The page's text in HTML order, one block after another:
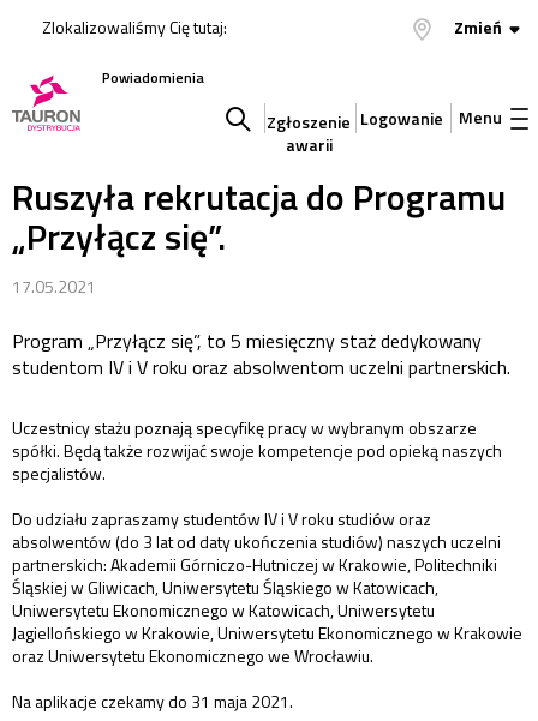
Zlokalizowaliśmy Cię tutaj: Zmień
Powiadomienia
Zgłoszenie
awarii
Logowanie Menu
Ruszyła rekrutacja do Programu
„Przyłącz się”.
17.05.2021
Program „Przyłącz się”, to 5 miesięczny staż dedykowany
studentom IV i V roku oraz absolwentom uczelni partnerskich.
Uczestnicy stażu poznają specyfikę pracy w wybranym obszarze
spółki. Będą także rozwijać swoje kompetencje pod opieką naszych
specjalistów.
Do udziału zapraszamy studentów IV i V roku studiów oraz
absolwentów (do 3 lat od daty ukończenia studiów) naszych uczelni
partnerskich: Akademii Górniczo-Hutniczej w Krakowie, Politechniki
Śląskiej w Gliwicach, Uniwersytetu Śląskiego w Katowicach,
Uniwersytetu Ekonomicznego w Katowicach, Uniwersytetu
Jagiellońskiego w Krakowie, Uniwersytetu Ekonomicznego w Krakowie
oraz Uniwersytetu Ekonomicznego we Wrocławiu.
Na aplikacje czekamy do 31 maja 2021.